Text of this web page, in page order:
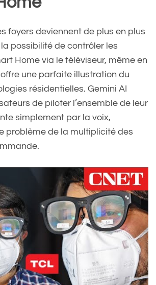
foyers deviennent de plus en plus
possibilité de contrôler les
Home via le téléviseur, même en
une parfaite illustration du
résidentielles. Gemini AI
de piloter l’ensemble de leur
simplement par la voix,
problème de la multiplicité des